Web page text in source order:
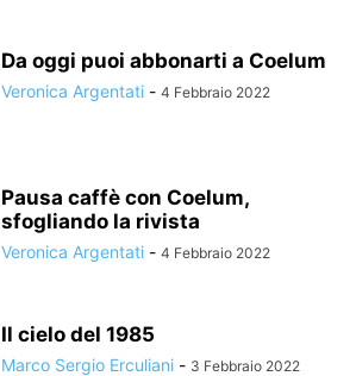
Da oggi puoi abbonarti a Coelum
Veronica Argentati - 4 Febbraio 2022
Pausa caffè con Coelum,
sfogliando la rivista
Veronica Argentati - 4 Febbraio 2022
Il cielo del 1985
Marco Sergio Erculiani - 3 Febbraio 2022